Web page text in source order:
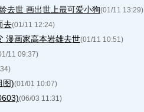
去世 画出世上最可爱小狗(01/11 13:29)
去(01/11 12:24)
漫画家高本岩雄去世(01/11 10:51)
11 09:37)
图)(01/01 10:07)
(06/03 11:31)